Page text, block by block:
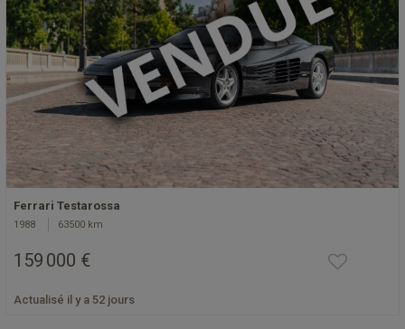
Ferrari Testarossa
1988 63500 km
159 000 €
Actualisé il y a 52 jours